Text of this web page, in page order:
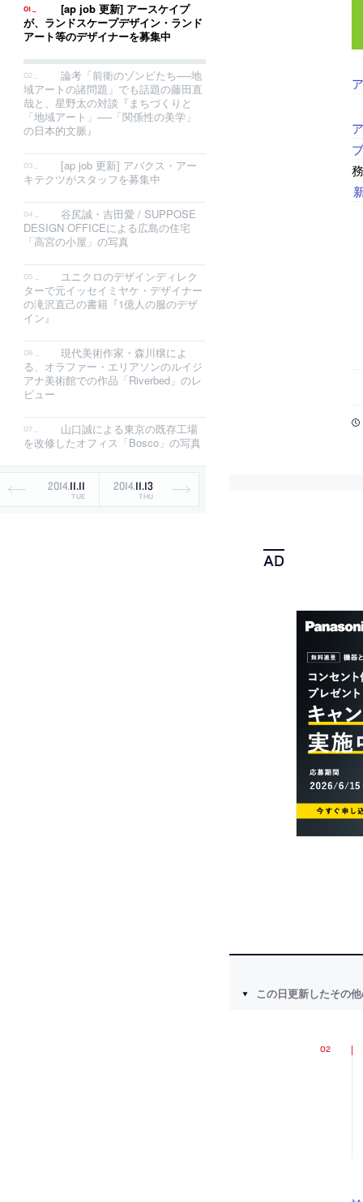
[ap job 更新] アースケイプ
が、ランドスケープデザイン・ランド
アート等のデザイナーを募集中
論考「前衛のゾンビたち──地
域アートの諸問題」でも話題の藤田直
哉と、星野太の対談『まちづくりと
「地域アート」──「関係性の美学」
の日本的文脈』
[ap job 更新] アバクス・アー
キテクツがスタッフを募集中
谷尻誠・吉田愛 / SUPPOSE
DESIGN OFFICEによる広島の住宅
「高宮の小屋」の写真
ユニクロのデザインディレク
ターで元イッセイミヤケ・デザイナー
の滝沢直己の書籍『1億人の服のデザ
イン』
現代美術作家・森川穣によ
る、オラファー・エリアソンのルイジ
アナ美術館での作品「Riverbed」のレ
ビュー
山口誠による東京の既存工場
を改修したオフィス「Bosco」の写真
2014.11.11
TUE
2014.11.13
THU
この日更新したその